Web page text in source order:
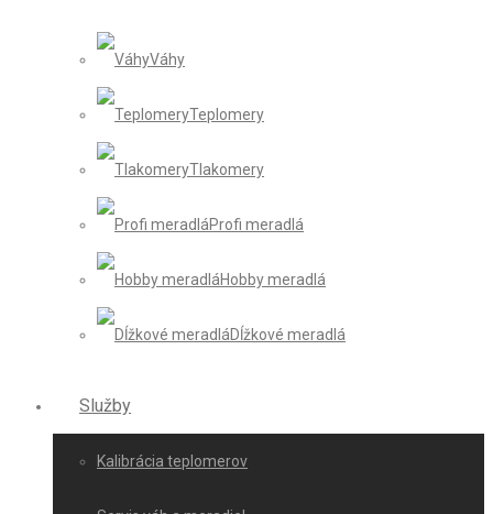
Váhy
Teplomery
Tlakomery
Profi meradlá
Hobby meradlá
Dĺžkové meradlá
Služby
Kalibrácia teplomerov